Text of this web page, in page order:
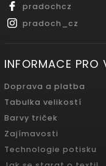
pradochcz
pradoch_cz
INFORMACE PRO
Doprava a platba
Tabulka velikostí
Barvy triček
Zajímavosti
Technologie potisku